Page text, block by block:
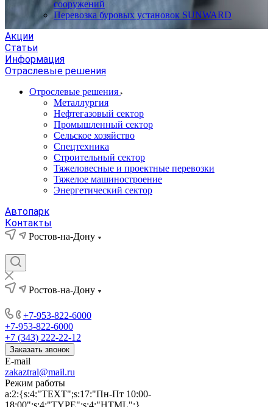
сооружений
Перевозка буровых установок SUNWARD
Акции
Статьи
Информация
Отраслевые решения
Отрослевые решения
Металлургия
Нефтегазовый сектор
Промышленный сектор
Сельское хозяйство
Спецтехника
Строительный сектор
Тяжеловесные и проектные перевозки
Тяжелое машиностроение
Энергетический сектор
Автопарк
Контакты
Ростов-на-Дону
Ростов-на-Дону
+7-953-822-6000
+7-953-822-6000
+7 (343) 222-22-12
Заказать звонок
E-mail
zakaztral@mail.ru
Режим работы
a:2:{s:4:"TEXT";s:17:"Пн-Пт 10:00-
18:00";s:4:"TYPE";s:4:"HTML";}